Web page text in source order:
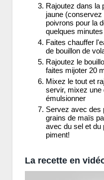
Rajoutez dans la
jaune
poivrons pour la
quelques minutes
Faites chauffer
de bouillon de
Rajoutez le
faites mijoter 20
Mixez le tout et
servir, mixez une
émulsionner
Servez avec des
grains de maïs
avec du sel et du
piment!
La recette en